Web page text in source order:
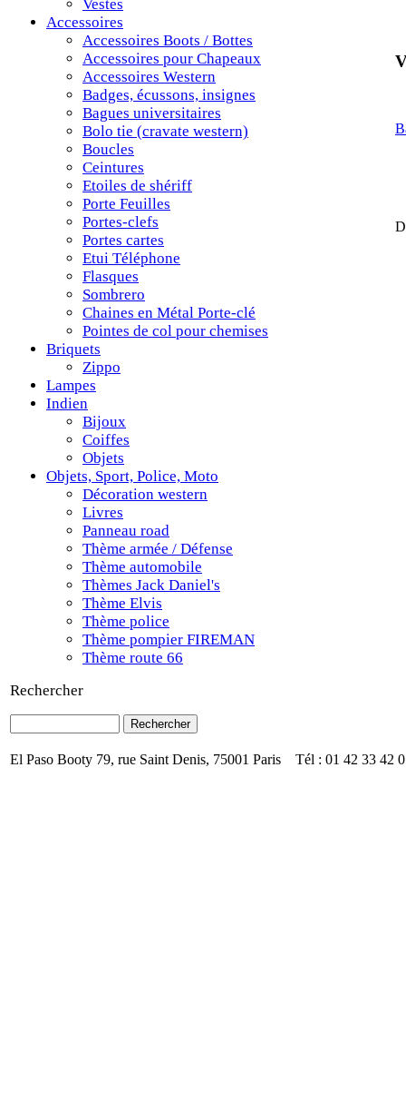
Vestes
Accessoires
Accessoires Boots / Bottes
Accessoires pour Chapeaux
Accessoires Western
Badges, écussons, insignes
Bagues universitaires
Bolo tie (cravate western)
Boucles
Ceintures
Etoiles de shériff
Porte Feuilles
Portes-clefs
Portes cartes
Etui Téléphone
Flasques
Sombrero
Chaines en Métal Porte-clé
Pointes de col pour chemises
Briquets
Zippo
Lampes
Indien
Bijoux
Coiffes
Objets
Objets, Sport, Police, Moto
Décoration western
Livres
Panneau road
Thème armée / Défense
Thème automobile
Thèmes Jack Daniel's
Thème Elvis
Thème police
Thème pompier FIREMAN
Thème route 66
Rechercher
El Paso Booty 79, rue Saint Denis, 75001 Paris Tél : 01 42 33 42